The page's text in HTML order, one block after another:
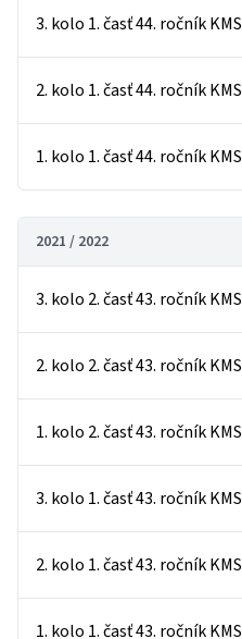
3. kolo 1. časť 44. ročník KMS
2. kolo 1. časť 44. ročník KMS
1. kolo 1. časť 44. ročník KMS
2021 / 2022
3. kolo 2. časť 43. ročník KMS
2. kolo 2. časť 43. ročník KMS
1. kolo 2. časť 43. ročník KMS
3. kolo 1. časť 43. ročník KMS
2. kolo 1. časť 43. ročník KMS
1. kolo 1. časť 43. ročník KMS